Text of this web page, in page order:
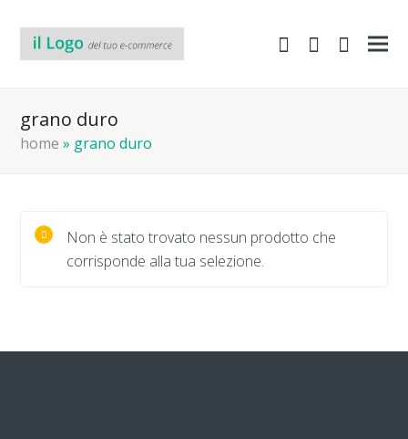
shopping-
Areasearch
grano duro
home » grano duro
Non è stato trovato nessun prodotto che
corrisponde alla tua selezione.